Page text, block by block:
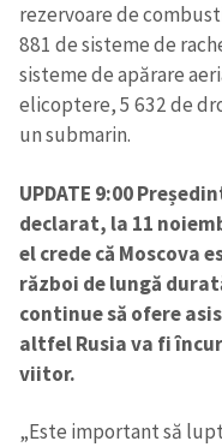
rezervoare de
881 de sisteme de
sisteme de apărare
elicoptere, 5 632 de
un submarin.
UPDATE 9:00
declarat, la 11
el crede că Moscova
război de lungă
continue să ofere
altfel Rusia va fi
viitor.
„Este important să